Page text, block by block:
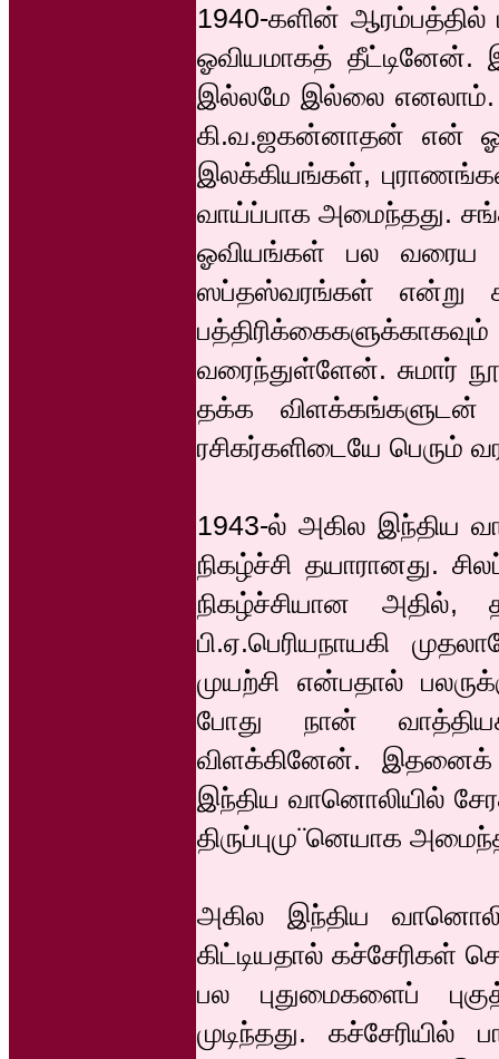
1940-களின் ஆரம்பத்தில்
ஓவியமாகத்
இல்லமே இல்லை எனலாம்.
கி.வ.ஜகன்னாதன் என்
இலக்கியங்கள்,
வாய்ப்பாக அமைந்தது.
ஓவியங்கள் பல வரைய
ஸப்தஸ்வரங்கள் என்று
வரைந்துள்ளேன். சுமார்
தக்க
ரசிகர்களிடையே பெரும்
1943-ல் அகில இந்திய
நிகழ்ச்சி தயாரானது.
நிகழ்ச்சியான அதில்,
பி.ஏ.பெரியநாயகி
முயற்சி என்பதால்
போது நான்
விளக்கினேன்.
இந்திய வானொலியில்
திருப்புமு¨னெயாக
அகில இந்திய
கிட்டியதால் கச்சேரிகள்
பல புதுமைகளைப்
முடிந்தது.